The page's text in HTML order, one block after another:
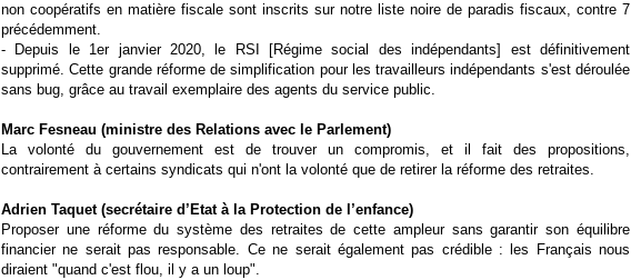
non coopératifs en matière fiscale sont inscrits sur notre liste noire de paradis fiscaux, contre 7
précédemment.
-
Depuis le 1er janvier 2020, le RSI [Régime social des indépendants] est définitivement
supprimé. Cette grande réforme de simplification pour les travailleurs indépendants s'est déroulée
sans bug, grâce au travail exemplaire des agents du service public.
Marc Fesneau (ministre des Relations avec le Parlement)
La volonté du gouvernement est de trouver un compromis, et il fait des propositions,
contrairement à certains syndicats qui n'ont la volonté que de retirer la réforme des retraites.
Adrien Taquet (secrétaire d’Etat à la Protection de l’enfance)
Proposer une réforme du système des retraites de cette ampleur sans garantir son équilibre
financier ne serait pas responsable. Ce ne serait également pas crédible : les Français nous
diraient "quand c'est flou, il y a un loup".